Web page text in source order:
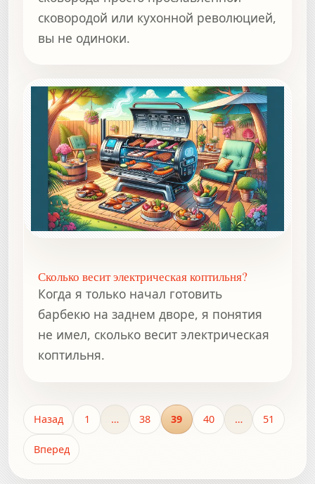
сковородой или кухонной революцией,
вы не одиноки.
Сколько весит электрическая коптильня?
Когда я только начал готовить
барбекю на заднем дворе, я понятия
не имел, сколько весит электрическая
коптильня.
Назад 1 … 38 39 40 … 51
Вперед